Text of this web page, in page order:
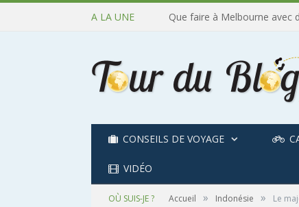
A LA UNE Que faire à Melbourne avec
CONSEILS DE VOYAGE
VIDÉO
OÙ SUIS-JE ? Accueil » Indonésie » Le